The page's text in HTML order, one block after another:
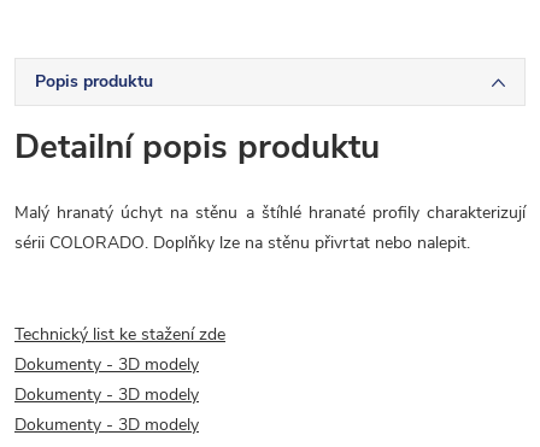
Popis produktu
Detailní popis produktu
Malý hranatý úchyt na stěnu a štíhlé hranaté profily charakterizují
sérii COLORADO. Doplňky lze na stěnu přivrtat nebo nalepit.
Technický list ke stažení zde
Dokumenty - 3D modely
Dokumenty - 3D modely
Dokumenty - 3D modely